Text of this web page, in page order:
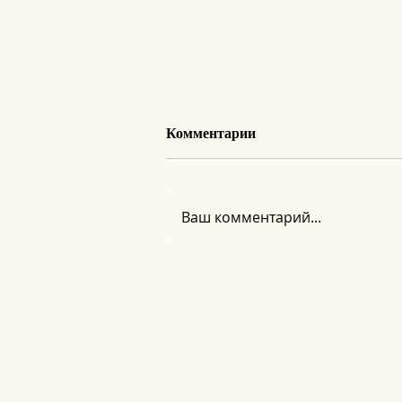
Комментарии
Ваш комментарий...